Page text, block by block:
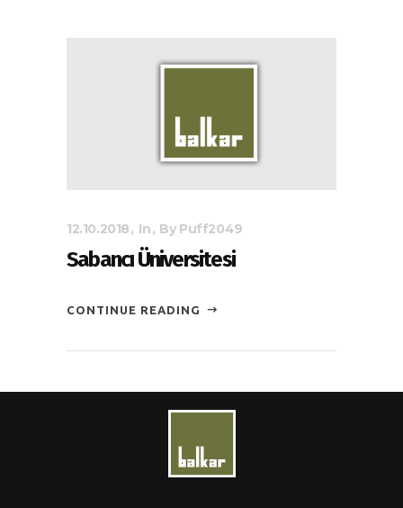
12.10.2018 In By Puff2049
Sabancı Üniversitesi
CONTINUE READING